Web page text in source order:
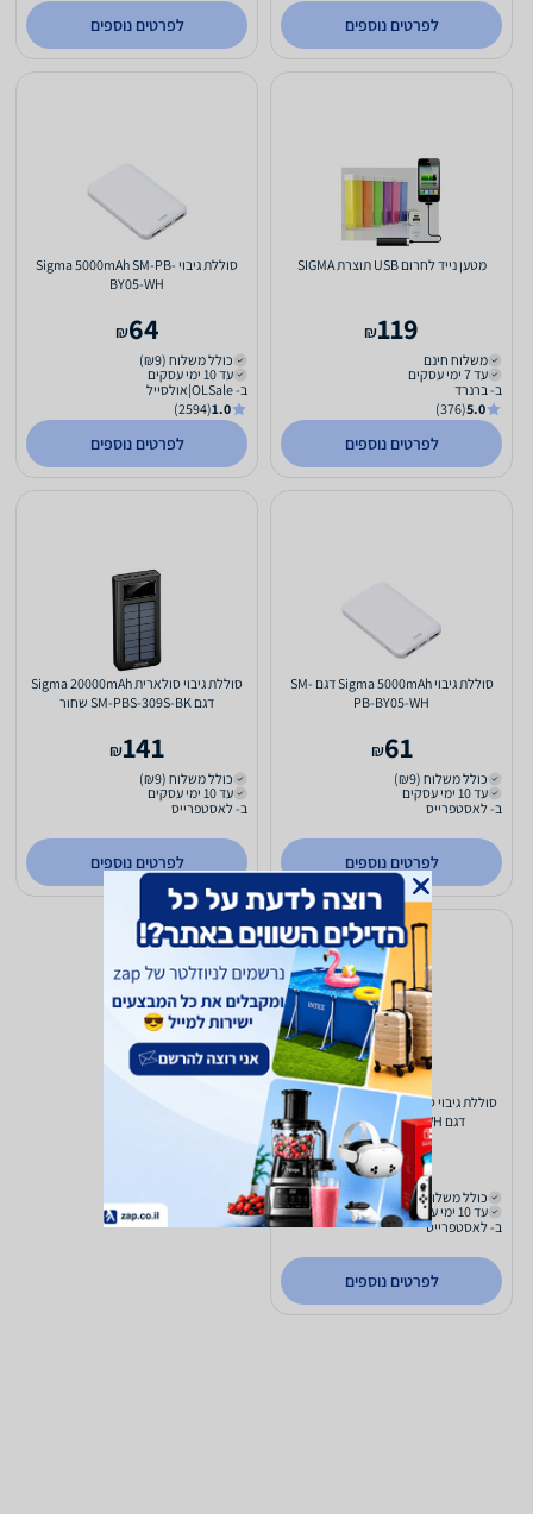
לפרטים נוספים לפרטים נוספים
מטען נייד לחרום USB תוצרת SIGMA
119
₪
משלוח חינם
עד 7 ימי עסקים
ב- ברנרד
5.0
(376)
לפרטים נוספים
סוללת גיבוי Sigma 5000mAh SM-PB-
BY05-WH
64
₪
כולל משלוח (₪9)
עד 10 ימי עסקים
ב- OLSale|אולסייל
1.0
(2594)
לפרטים נוספים
סוללת גיבוי Sigma 5000mAh דגם SM-
PB-BY05-WH
61
₪
כולל משלוח (₪9)
עד 10 ימי עסקים
ב- לאסטפרייס
לפרטים נוספים
סוללת גיבוי סולארית Sigma 20000mAh
דגם SM-PBS-309S-BK שחור
141
₪
כולל משלוח (₪9)
עד 10 ימי עסקים
ב- לאסטפרייס
לפרטים נוספים
סוללת גיבוי סולארית Sigma 10000mAh
דגם SM-PBS-308S-WH לבן
90
₪
כולל משלוח (₪9)
עד 10 ימי עסקים
ב- לאסטפרייס
לפרטים נוספים